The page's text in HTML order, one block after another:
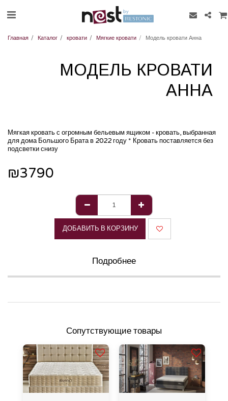
Главная Каталог кровати Мягкие кровати Модель кровати Анна
МОДЕЛЬ КРОВАТИ
АННА
Мягкая кровать с огромным бельевым ящиком - кровать, выбранная
для дома Большого Брата в 2022 году * Кровать поставляется без
подсветки снизу
₪3790
ДОБАВИТЬ В КОРЗИНУ
Подробнее
Сопутствующие товары